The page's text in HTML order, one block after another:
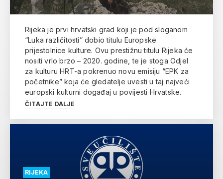
Rijeka je prvi hrvatski grad koji je pod sloganom
“Luka različitosti” dobio titulu Europske
prijestolnice kulture. Ovu prestižnu titulu Rijeka će
nositi vrlo brzo – 2020. godine, te je stoga Odjel
za kulturu HRT-a pokrenuo novu emisiju “EPK za
početnike” koja će gledatelje uvesti u taj najveći
europski kulturni događaj u povijesti Hrvatske.
ČITAJTE DALJE
RIJEKA